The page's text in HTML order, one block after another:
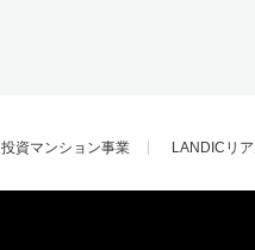
投資マンション事業 LANDICリ